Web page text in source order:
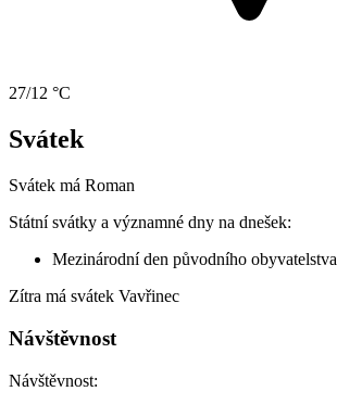
27/12 °C
Svátek
Svátek má Roman
Státní svátky a významné dny na dnešek:
Mezinárodní den původního obyvatelstva
Zítra má svátek Vavřinec
Návštěvnost
Návštěvnost: